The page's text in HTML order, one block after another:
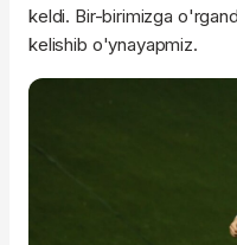
keldi. Bir-birimizga
kelishib o'ynayapmiz.